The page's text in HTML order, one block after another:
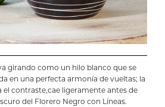
girando como un hilo blanco que se
en una perfecta armonía de vueltas; la
el contraste,cae ligeramente antes de
del Florero Negro con Líneas.